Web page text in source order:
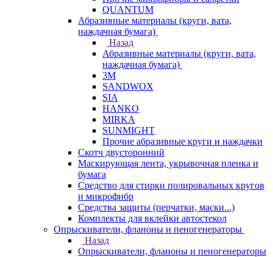
QUANTUM
Абразивные материалы (круги, вата,
наждачная бумага)
Назад
Абразивные материалы (круги, вата,
наждачная бумага)
3М
SANDWOX
SIA
HANKO
MIRKA
SUNMIGHT
Прочие абразивные круги и наждачки
Скотч двусторонний
Маскирующая лента, укрывочная пленка и
бумага
Средство для стирки полировальных кругов
и микрофибр
Средства защиты (перчатки, маски...)
Комплекты для вклейки автостекол
Опрыскиватели, фланоны и пеногенераторы
Назад
Опрыскиватели, фланоны и пеногенераторы